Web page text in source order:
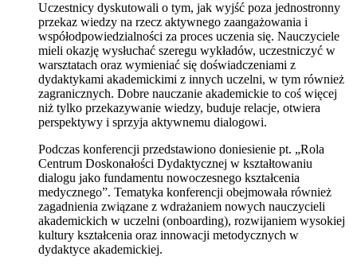
Uczestnicy dyskutowali o tym, jak wyjść poza jednostronny
przekaz wiedzy na rzecz aktywnego zaangażowania i
współodpowiedzialności za proces uczenia się. Nauczyciele
mieli okazję wysłuchać szeregu wykładów, uczestniczyć w
warsztatach oraz wymieniać się doświadczeniami z
dydaktykami akademickimi z innych uczelni, w tym również
zagranicznych. Dobre nauczanie akademickie to coś więcej
niż tylko przekazywanie wiedzy, buduje relacje, otwiera
perspektywy i sprzyja aktywnemu dialogowi.
Podczas konferencji przedstawiono doniesienie pt. „Rola
Centrum Doskonałości Dydaktycznej w kształtowaniu
dialogu jako fundamentu nowoczesnego kształcenia
medycznego”. Tematyka konferencji obejmowała również
zagadnienia związane z wdrażaniem nowych nauczycieli
akademickich w uczelni (onboarding), rozwijaniem wysokiej
kultury kształcenia oraz innowacji metodycznych w
dydaktyce akademickiej.